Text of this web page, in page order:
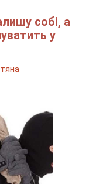
собі, а
у